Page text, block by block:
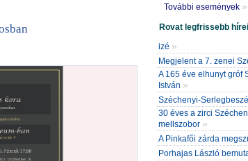
További események »
Rovat legfrissebb hírei
izé »
Megjelent a 7. zenei
A 165 éve elhunyt gróf
István »
Széchenyi-
30 éves a zirci
mellszobor »
A Pinkafői zárda
Porhajas László